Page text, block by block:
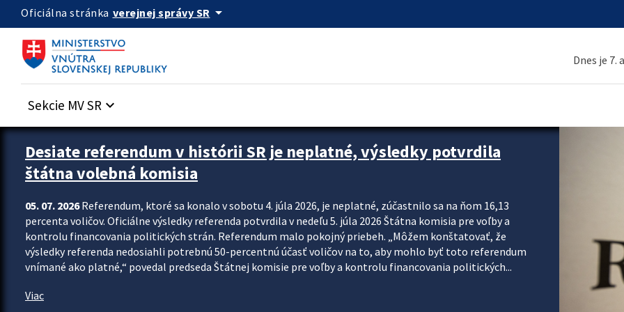
Preskocit na hlavný obsah
Oficiálna stránka verejnej správy SR arrow_drop_down
Dnes je 7.
Sekcie MV SR keyboard_arrow_down
Zastavit automatický posun upútavok
Desiate referendum v histórii SR je neplatné, výsledky potvrdila
štátna volebná komisia
05. 07. 2026Referendum, ktoré sa konalo v sobotu 4. júla 2026, je neplatné, zúčastnilo sa na ňom 16,13
percenta voličov. Oficiálne výsledky referenda potvrdila v nedeľu 5. júla 2026 Štátna komisia pre voľby a
kontrolu financovania politických strán. Referendum malo pokojný priebeh. „Môžem konštatovať, že
výsledky referenda nedosiahli potrebnú 50-percentnú účasť voličov na to, aby mohlo byť toto referendum
vnímané ako platné,“ povedal predseda Štátnej komisie pre voľby a kontrolu financovania politických...
Viac